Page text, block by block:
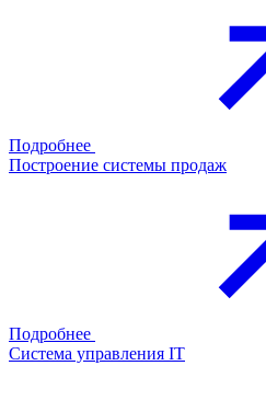
Подробнее
Построение системы продаж
Подробнее
Система управления IT